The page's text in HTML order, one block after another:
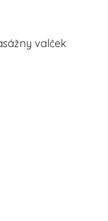
valček